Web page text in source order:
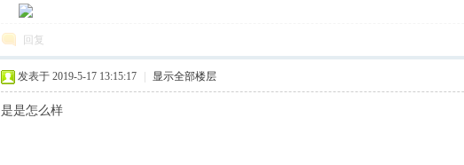
回复
发表于 2019-5-17 13:15:17 显示全部楼层
是是怎么样